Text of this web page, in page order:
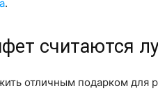
.
считаются
отличным подарком для